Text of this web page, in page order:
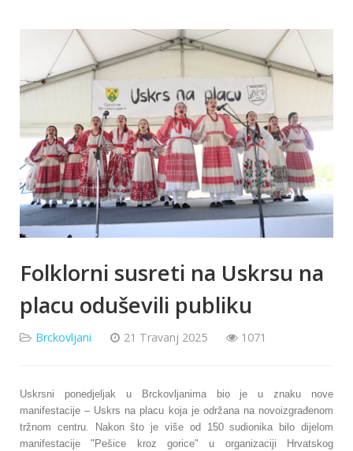
Folklorni susreti na Uskrsu na
placu oduševili publiku
Brckovljani 21 Travanj 2025 1071
Uskrsni ponedjeljak u Brckovljanima bio je u znaku nove
manifestacije – Uskrs na placu koja je održana na novoizgrađenom
tržnom centru. Nakon što je više od 150 sudionika bilo dijelom
manifestacije "Pešice kroz gorice" u organizaciji Hrvatskog